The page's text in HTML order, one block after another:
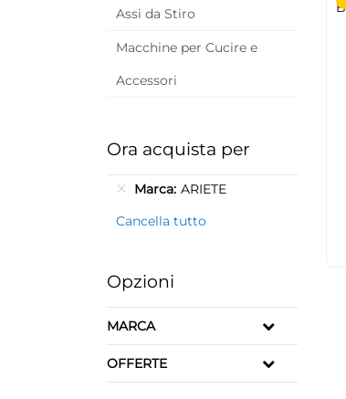
Assi da Stiro
Macchine per Cucire e
Accessori
Ora acquista per
Marca ARIETE
Cancella tutto
Opzioni
MARCA
OFFERTE